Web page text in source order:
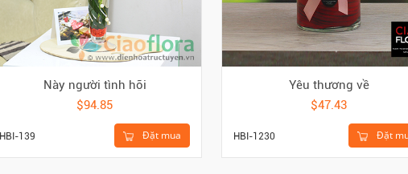
Này người tình hỡi
$94.85
Đặt mua
HBI-139
Yêu thương về
$47.43
Đặt
HBI-1230